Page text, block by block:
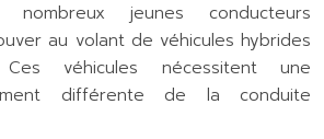
nombreux jeunes conducteurs
au volant de véhicules hybrides
véhicules nécessitent une
différente de la conduite